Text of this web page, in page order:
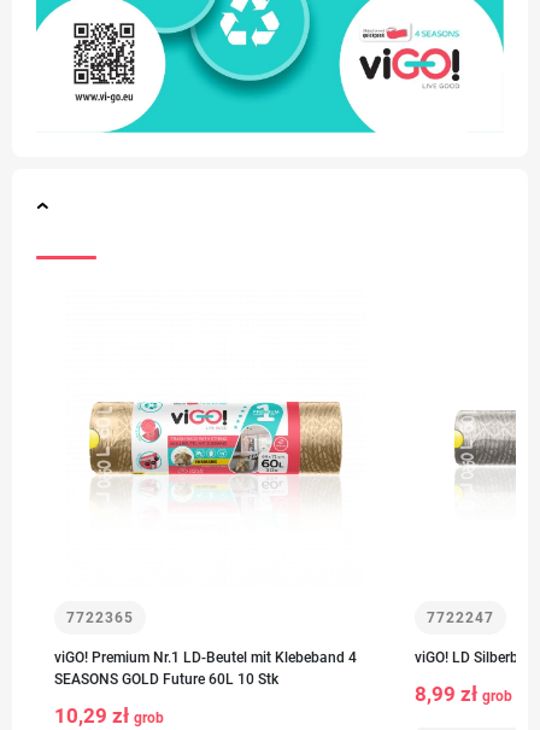
7722365
viGO! Premium Nr.1 LD-Beutel mit Klebeband 4
SEASONS GOLD Future 60L 10 Stk
10,29 zł grob
7722247
viGO! LD
8,99 zł grob